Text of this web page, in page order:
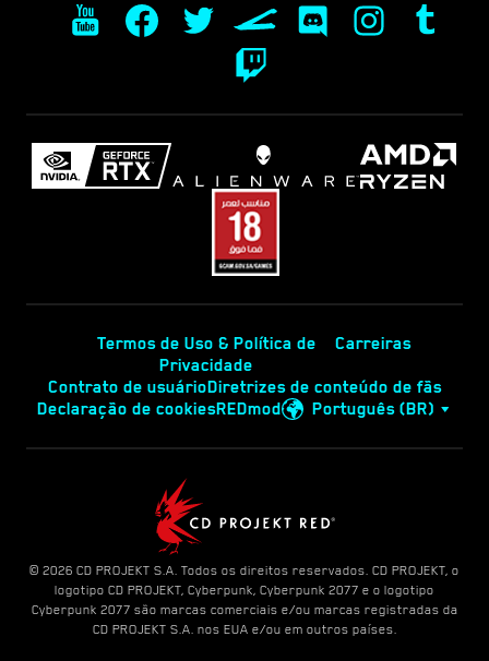
Termos de Uso & Política de
Privacidade
Carreiras
Contrato de usuárioDiretrizes de conteúdo de fãs
Declaração de cookiesREDmod Português (BR)
© 2026 CD PROJEKT S.A. Todos os direitos reservados. CD PROJEKT, o
logotipo CD PROJEKT, Cyberpunk, Cyberpunk 2077 e o logotipo
Cyberpunk 2077 são marcas comerciais e/ou marcas registradas da
CD PROJEKT S.A. nos EUA e/ou em outros países.